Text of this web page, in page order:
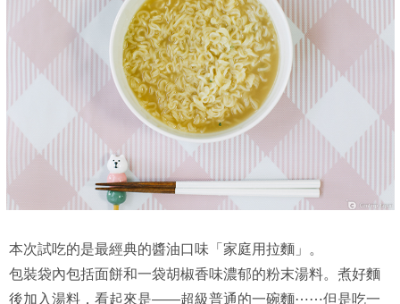
本次試吃的是最經典的醬油口味「家庭用拉麵」。
包裝袋內包括面餅和一袋胡椒香味濃郁的粉末湯料。煮好麵
後加入湯料，看起來是——超級普通的一碗麵⋯⋯但是吃一